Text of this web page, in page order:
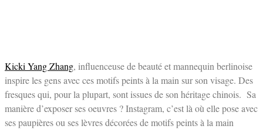
Kicki Yang Zhang, influenceuse de beauté et mannequin berlinoise
inspire les gens avec ces motifs peints à la main sur son visage. Des
fresques qui, pour la plupart, sont issues de son héritage chinois. Sa
manière d’exposer ses oeuvres ? Instagram, c’est là où elle pose avec
ses paupières ou ses lèvres décorées de motifs peints à la main